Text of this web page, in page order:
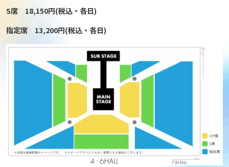
S席 18,150円(税込・各日)
指定席 13,200円(税込・各日)